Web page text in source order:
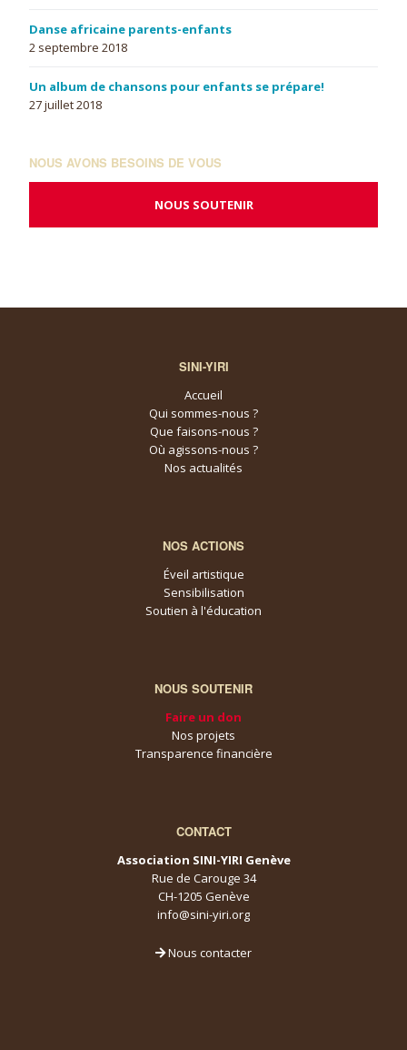
Danse africaine parents-enfants
2 septembre 2018
Un album de chansons pour enfants se prépare!
27 juillet 2018
NOUS AVONS BESOINS DE VOUS
NOUS SOUTENIR
SINI-YIRI
Accueil
Qui sommes-nous ?
Que faisons-nous ?
Où agissons-nous ?
Nos actualités
NOS ACTIONS
Éveil artistique
Sensibilisation
Soutien à l'éducation
NOUS SOUTENIR
Faire un don
Nos projets
Transparence financière
CONTACT
Association SINI-YIRI Genève
Rue de Carouge 34
CH-1205 Genève
info@sini-yiri.org
Nous contacter